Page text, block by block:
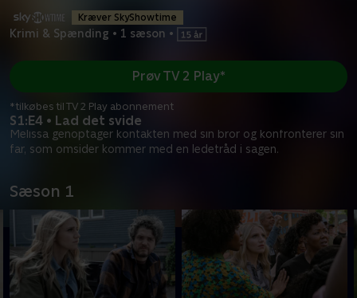
Kræver SkyShowtime
Krimi & Spænding • 1 sæson •
S1:E4 • Lad det svide
Melissa genoptager kontakten med sin bror og konfronterer sin
far, som omsider kommer med en ledetråd i sagen.
Prøv TV 2 Play*
*tilkøbes til TV 2 Play abonnement
Sæson 1